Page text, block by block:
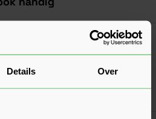
Details Over
van de carrousel is mogelijk met
te gaan
Paumellescharnier 80x80 mm
in 2 varianten
Ga